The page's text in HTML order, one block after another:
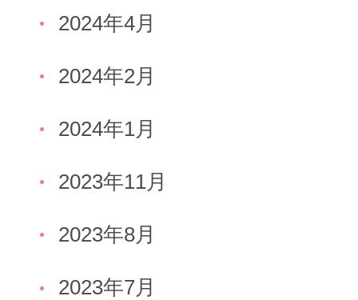
2024年4月
2024年2月
2024年1月
2023年11月
2023年8月
2023年7月